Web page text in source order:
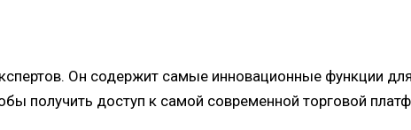
Он содержит самые инновационные функции
получить доступ к самой современной торговой